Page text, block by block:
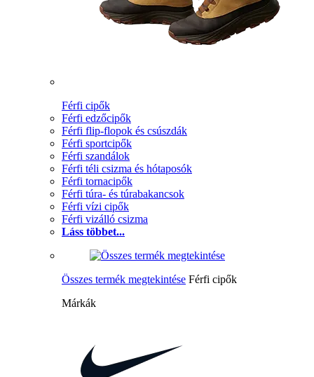
Férfi cipők
Férfi edzőcipők
Férfi flip-flopok és csúszdák
Férfi sportcipők
Férfi szandálok
Férfi téli csizma és hótaposók
Férfi tornacipők
Férfi túra- és túrabakancsok
Férfi vízi cipők
Férfi vizálló csizma
Láss többet...
Összes termék megtekintése Férfi cipők
Márkák